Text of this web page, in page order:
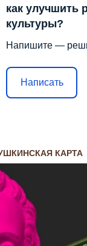
как улучшить
культуры?
Напишите —
Написать
КАРТА